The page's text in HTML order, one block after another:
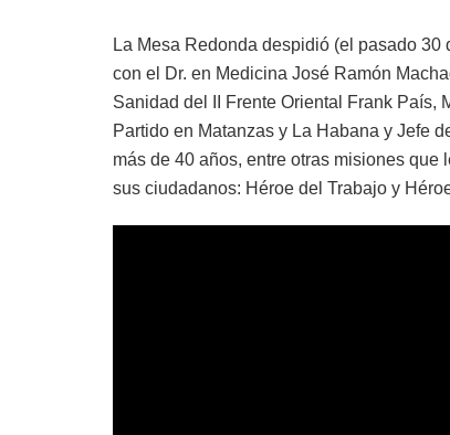
La Mesa Redonda despidió (el pasado
con el Dr. en Medicina José Ramón
Sanidad del II Frente Oriental Frank País,
Partido en Matanzas y La Habana y Jefe
más de 40 años, entre otras misiones
sus ciudadanos: Héroe del Trabajo y